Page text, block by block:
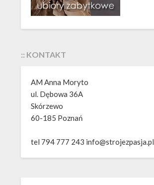
:: KONTAKT
AM Anna Moryto
ul. Dębowa 36A
Skórzewo
60-185 Poznań
tel 794 777 243 info@strojezpasja.pl